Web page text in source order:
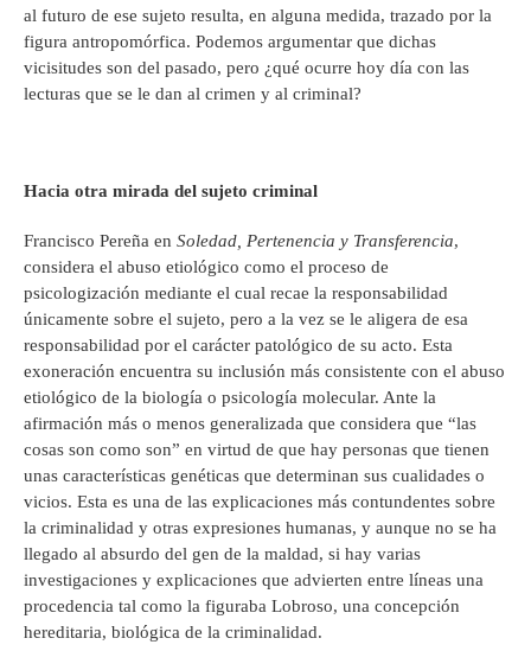
al futuro de ese sujeto resulta, en alguna medida, trazado por la
figura antropomórfica. Podemos argumentar que dichas
vicisitudes son del pasado, pero ¿qué ocurre hoy día con las
lecturas que se le dan al crimen y al criminal?
Hacia otra mirada del sujeto criminal
Francisco Pereña en Soledad, Pertenencia y Transferencia,
considera el abuso etiológico como el proceso de
psicologización mediante el cual recae la responsabilidad
únicamente sobre el sujeto, pero a la vez se le aligera de esa
responsabilidad por el carácter patológico de su acto. Esta
exoneración encuentra su inclusión más consistente con el abuso
etiológico de la biología o psicología molecular. Ante la
afirmación más o menos generalizada que considera que “las
cosas son como son” en virtud de que hay personas que tienen
unas características genéticas que determinan sus cualidades o
vicios. Esta es una de las explicaciones más contundentes sobre
la criminalidad y otras expresiones humanas, y aunque no se ha
llegado al absurdo del gen de la maldad, si hay varias
investigaciones y explicaciones que advierten entre líneas una
procedencia tal como la figuraba Lobroso, una concepción
hereditaria, biológica de la criminalidad.